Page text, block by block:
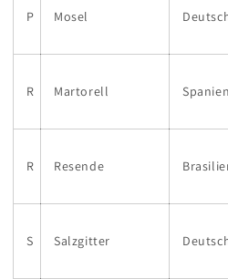
P Mosel
R Martorell
R Resende
S Salzgitter